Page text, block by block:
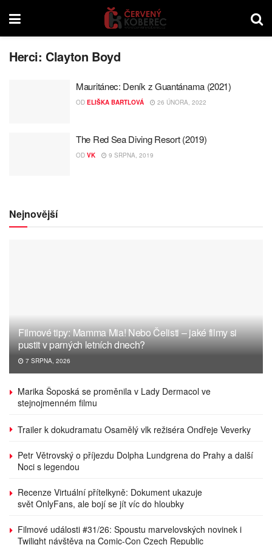
Herci: Clayton Boyd
Mauritánec: Deník z Guantánama (2021)
OD ELIŠKA BARTLOVÁ 26 ÚNORA, 2022
The Red Sea Diving Resort (2019)
OD VK 9 SRPNA, 2019
Nejnovější
Filmové tipy: Mamma Mia! Nebo Čelisti – jaké filmy si
pustit v parných letních dnech?
7 SRPNA, 2026
Marika Šoposká se proměnila v Lady Dermacol ve
stejnojmenném filmu
Trailer k dokudramatu Osamělý vlk režiséra Ondřeje Veverky
Petr Větrovský o příjezdu Dolpha Lundgrena do Prahy a další
Noci s legendou
Recenze Virtuální přítelkyně: Dokument ukazuje
svět OnlyFans, ale bojí se jít víc do hloubky
Filmové události #31/26: Spoustu marvelovských novinek i
Twilight návštěva na Comic-Con Czech Republic